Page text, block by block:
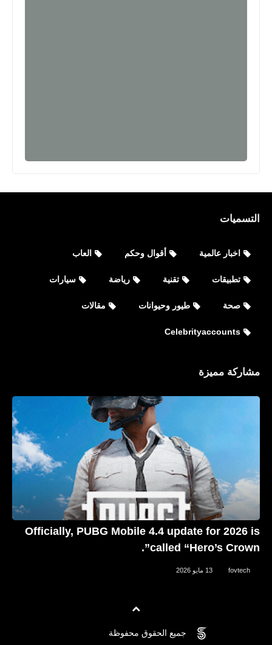
Internet Cafe Simulator
رياضة
منتخب مصر يتوج بكأس أمم أفريقيا تحت
23 سنه
التسميات
اخبار عالمية أقوال وحكم العاب
تطبيقات تقنية رياضة سيارات
صحة طيور وحيوانات مقالات
Celebrityaccounts
مشاركة مميزة
Officially, PUBG Mobile 4.4 update for 2026 is
called “Hero’s Crown”.
fovtech 13 مايو 2026
جميع الحقوق محفوظة